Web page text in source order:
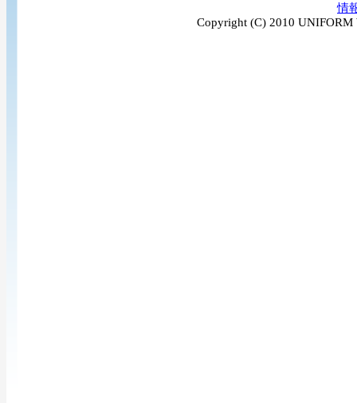
情
Copyright (C) 2010